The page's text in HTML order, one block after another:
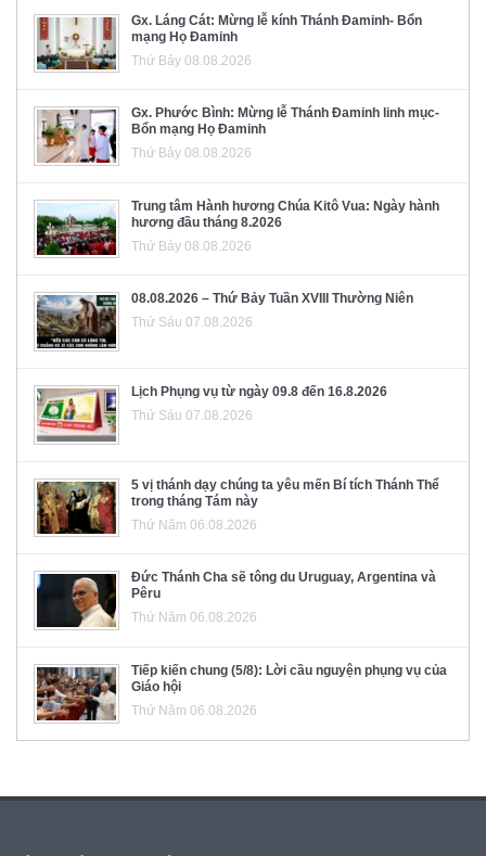
Gx. Láng Cát: Mừng lễ kính Thánh Đaminh- Bổn
mạng Họ Đaminh
Thứ Bảy 08.08.2026
Gx. Phước Bình: Mừng lễ Thánh Đaminh linh mục-
Bổn mạng Họ Đaminh
Thứ Bảy 08.08.2026
Trung tâm Hành hương Chúa Kitô Vua: Ngày hành
hương đầu tháng 8.2026
Thứ Bảy 08.08.2026
08.08.2026 – Thứ Bảy Tuần XVIII Thường Niên
Thứ Sáu 07.08.2026
Lịch Phụng vụ từ ngày 09.8 đến 16.8.2026
Thứ Sáu 07.08.2026
5 vị thánh dạy chúng ta yêu mến Bí tích Thánh Thể
trong tháng Tám này
Thứ Năm 06.08.2026
Đức Thánh Cha sẽ tông du Uruguay, Argentina và
Pêru
Thứ Năm 06.08.2026
Tiếp kiến chung (5/8): Lời cầu nguyện phụng vụ của
Giáo hội
Thứ Năm 06.08.2026